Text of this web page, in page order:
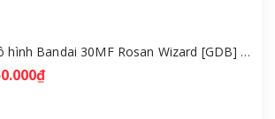
Mô hình Bandai 30MF Rosan Wizard [GDB] [30MF]